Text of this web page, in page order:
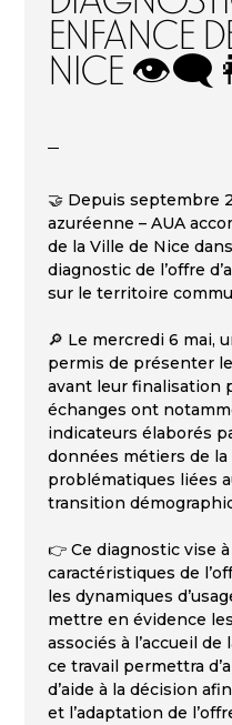
enfance
Nice
🤝 Depuis septembre
azuréenne – AUA
de la Ville de Nice
diagnostic de l’offre
sur le territoire
🔎 Le mercredi 6 mai,
permis de présenter
avant leur finalisation
échanges ont
indicateurs élaborés
données métiers de la
problématiques liées
transition
👉 Ce diagnostic vise
caractéristiques de
les dynamiques
mettre en évidence
associés à l’accueil
ce travail permettra
d’aide à la décision
et l’adaptation de